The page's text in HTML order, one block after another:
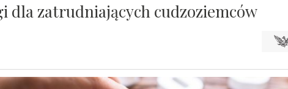
dla zatrudniających cudzoziemców